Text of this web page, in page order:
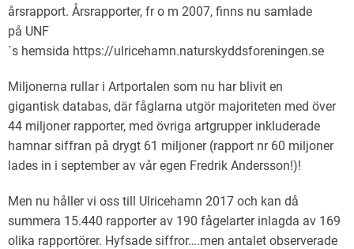
årsrapport. Årsrapporter, fr o m 2007, finns nu samlade
på UNF
´s hemsida https://ulricehamn.naturskyddsforeningen.se
Miljonerna rullar i Artportalen som nu har blivit en
gigantisk databas, där fåglarna utgör majoriteten med över
44 miljoner rapporter, med övriga artgrupper inkluderade
hamnar siffran på drygt 61 miljoner (rapport nr 60 miljoner
lades in i september av vår egen Fredrik Andersson!)!
Men nu håller vi oss till Ulricehamn 2017 och kan då
summera 15.440 rapporter av 190 fågelarter inlagda av 169
olika rapportörer. Hyfsade siffror….men antalet observerade